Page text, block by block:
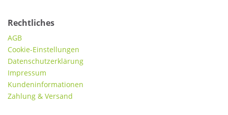
Rechtliches
AGB
Cookie-Einstellungen
Datenschutzerklärung
Impressum
Kundeninformationen
Zahlung & Versand